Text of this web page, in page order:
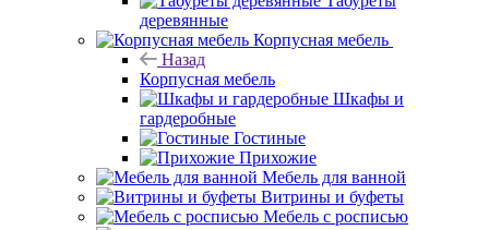
деревянные
Корпусная мебель
Назад
Корпусная мебель
Шкафы и
гардеробные
Гостиные
Прихожие
Мебель для ванной
Витрины и буфеты
Мебель с росписью